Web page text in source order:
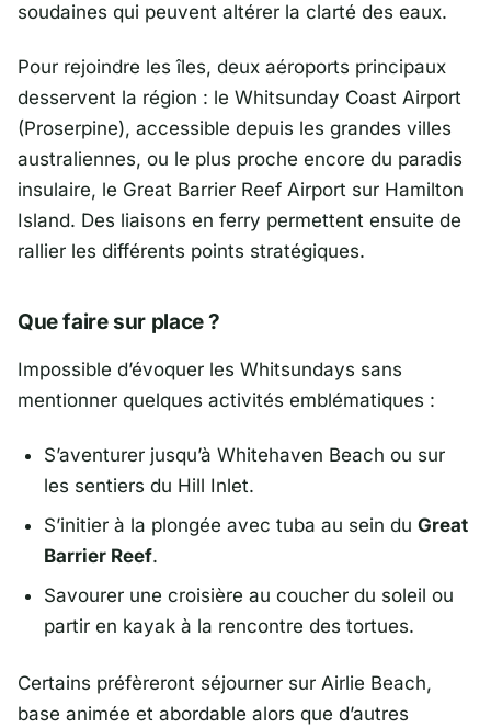
soudaines qui peuvent altérer la clarté des eaux.
Pour rejoindre les îles, deux aéroports principaux
desservent la région : le Whitsunday Coast Airport
(Proserpine), accessible depuis les grandes villes
australiennes, ou le plus proche encore du paradis
insulaire, le Great Barrier Reef Airport sur Hamilton
Island. Des liaisons en ferry permettent ensuite de
rallier les différents points stratégiques.
Que faire sur place ?
Impossible d’évoquer les Whitsundays sans
mentionner quelques activités emblématiques :
S’aventurer jusqu’à Whitehaven Beach ou sur
les sentiers du Hill Inlet.
S’initier à la plongée avec tuba au sein du Great
Barrier Reef.
Savourer une croisière au coucher du soleil ou
partir en kayak à la rencontre des tortues.
Certains préfèreront séjourner sur Airlie Beach,
base animée et abordable alors que d’autres